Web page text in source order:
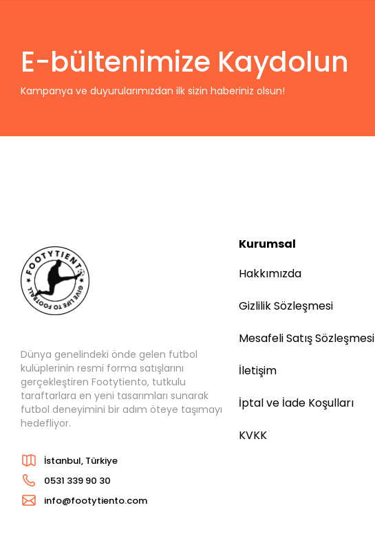
E-bültenimize Kaydolun
Kampanya ve duyurularımızdan ilk sizin haberiniz olsun!
Dünya genelindeki önde gelen futbol
kulüplerinin resmi forma satışlarını
gerçekleştiren Footytiento, tutkulu
taraftarlara en yeni tasarımları sunarak
futbol deneyimini bir adım öteye taşımayı
hedefliyor.
İstanbul, Türkiye
0531 339 90 30
info@footytiento.com
Kurumsal
Hakkımızda
Gizlilik Sözleşmesi
Mesafeli Satış Sözleşmesi
İletişim
İptal ve İade Koşulları
KVKK